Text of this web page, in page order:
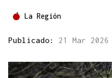
La Región
Publicado: 21 Mar